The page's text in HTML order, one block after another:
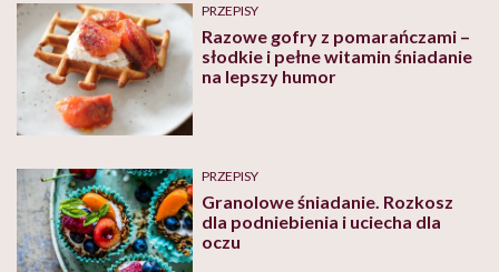
PRZEPISY
Razowe gofry z pomarańczami –
słodkie i pełne witamin śniadanie
na lepszy humor
PRZEPISY
Granolowe śniadanie. Rozkosz
dla podniebienia i uciecha dla
oczu